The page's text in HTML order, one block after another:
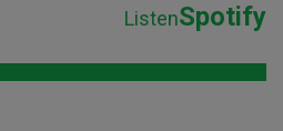
ListenSpotify